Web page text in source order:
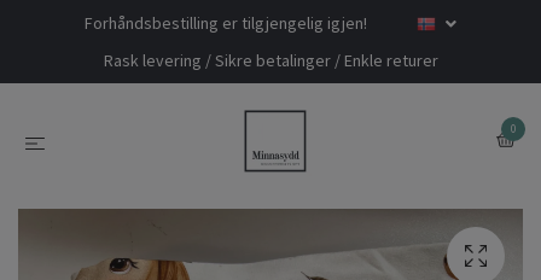
Forhåndsbestilling er tilgjengelig igjen!
Rask levering / Sikre betalinger / Enkle returer
0